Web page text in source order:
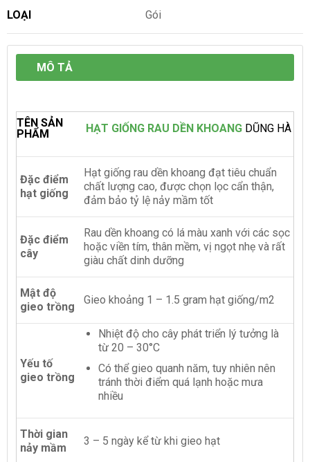
LOẠI Gói
MÔ TẢ
TÊN SẢN
PHẨM
HẠT GIỐNG RAU DỀN KHOANG DŨNG HÀ
Đặc điểm
hạt giống
Hạt giống rau dền khoang đạt tiêu chuẩn
chất lượng cao, được chọn lọc cẩn thận,
đảm bảo tỷ lệ nảy mầm tốt
Đặc điểm
cây
Rau dền khoang có lá màu xanh với các sọc
hoặc viền tím, thân mềm, vị ngọt nhẹ và rất
giàu chất dinh dưỡng
Mật độ
gieo trồng
Gieo khoảng 1 – 1.5 gram hạt giống/m2
Yếu tố
gieo trồng
Nhiệt độ cho cây phát triển lý tưởng là
từ 20 – 30°C
Có thể gieo quanh năm, tuy nhiên nên
tránh thời điểm quá lạnh hoặc mưa
nhiều
Thời gian
nảy mầm
3 – 5 ngày kể từ khi gieo hạt